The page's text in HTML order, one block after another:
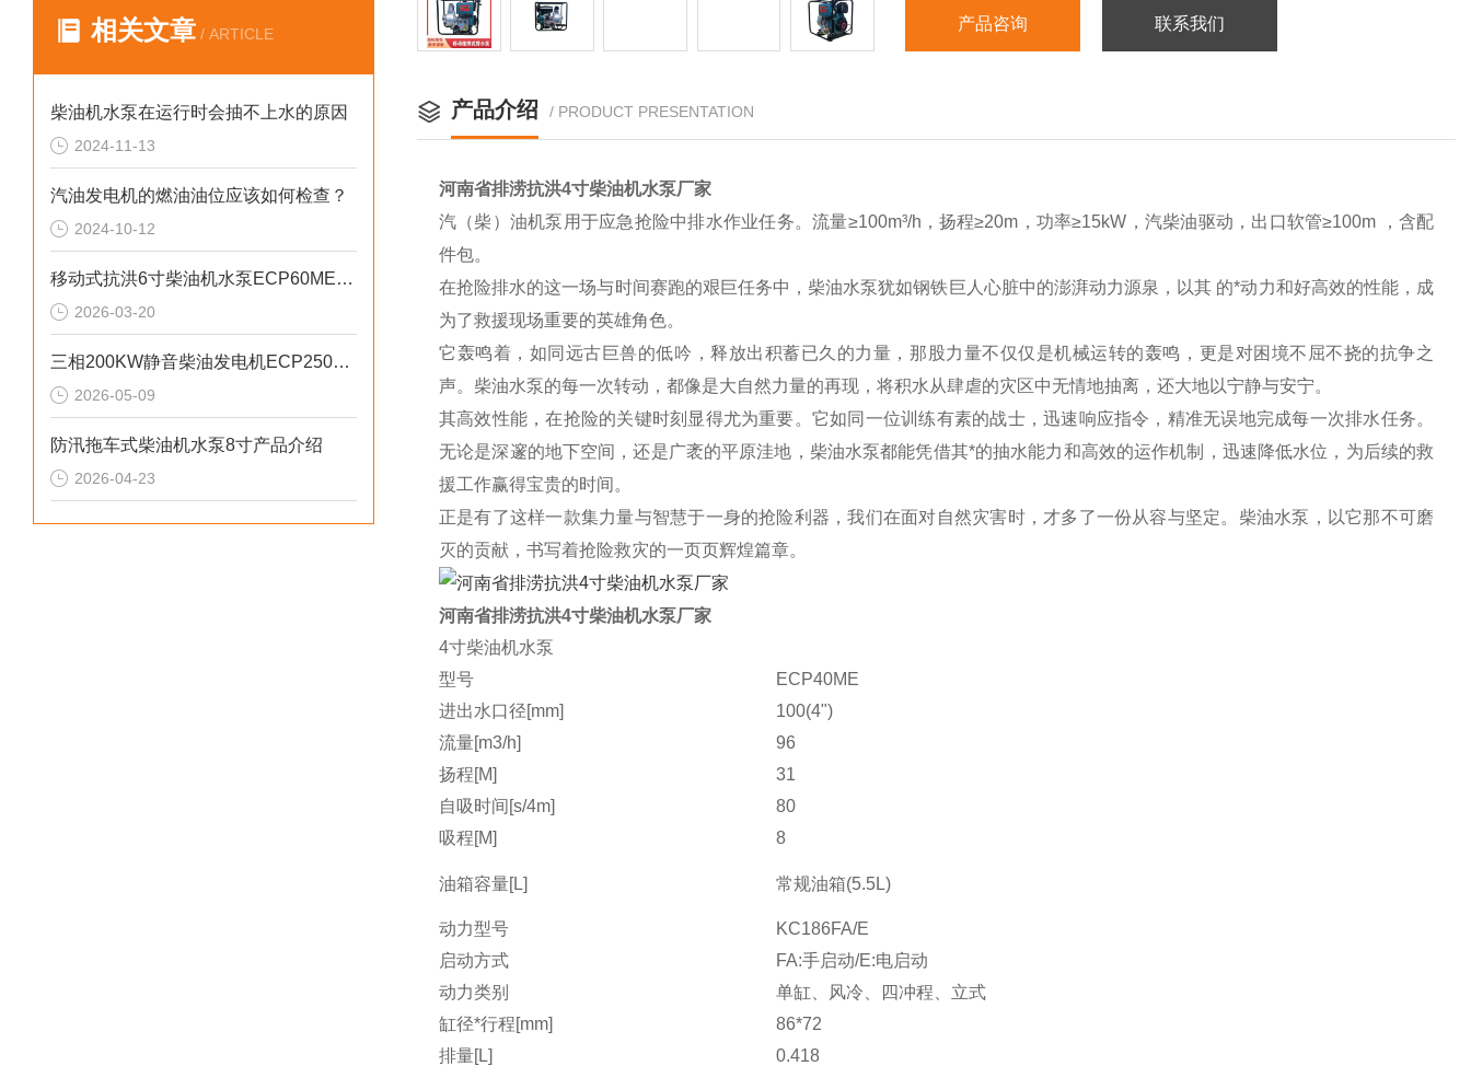
相关文章 / ARTICLE
柴油机水泵在运行时会抽不上水的原因
2024-11-13
汽油发电机的燃油油位应该如何检查？
2024-10-12
移动式抗洪6寸柴油机水泵ECP60ME产品介绍
2026-03-20
三相200KW静音柴油发电机ECP2500KVA参数介绍
2026-05-09
防汛拖车式柴油机水泵8寸产品介绍
2026-04-23
产品咨询 联系我们
产品介绍 / PRODUCT PRESENTATION
河南省排涝抗洪4寸柴油机水泵厂家
汽（柴）油机泵用于应急抢险中排水作业任务。流量≥100m³/h，扬程≥20m，功率≥15kW，汽柴油驱动，出口软管≥100m ，含配
件包。
在抢险排水的这一场与时间赛跑的艰巨任务中，柴油水泵犹如钢铁巨人心脏中的澎湃动力源泉，以其 的*动力和好高效的性能，成
为了救援现场重要的英雄角色。
它轰鸣着，如同远古巨兽的低吟，释放出积蓄已久的力量，那股力量不仅仅是机械运转的轰鸣，更是对困境不屈不挠的抗争之
声。柴油水泵的每一次转动，都像是大自然力量的再现，将积水从肆虐的灾区中无情地抽离，还大地以宁静与安宁。
其高效性能，在抢险的关键时刻显得尤为重要。它如同一位训练有素的战士，迅速响应指令，精准无误地完成每一次排水任务。
无论是深邃的地下空间，还是广袤的平原洼地，柴油水泵都能凭借其*的抽水能力和高效的运作机制，迅速降低水位，为后续的救
援工作赢得宝贵的时间。
正是有了这样一款集力量与智慧于一身的抢险利器，我们在面对自然灾害时，才多了一份从容与坚定。柴油水泵，以它那不可磨
灭的贡献，书写着抢险救灾的一页页辉煌篇章。
河南省排涝抗洪4寸柴油机水泵厂家
4寸柴油机水泵
型号
ECP40ME
进出水口径[mm]
100(4")
流量[m3/h]
96
扬程[M]
31
自吸时间[s/4m]
80
吸程[M]
8
油箱容量[L] 常规油箱(5.5L)
动力型号
KC186FA/E
启动方式
FA:手启动/E:电启动
动力类别
单缸、风冷、四冲程、立式
缸径*行程[mm]
86*72
排量[L]
0.418